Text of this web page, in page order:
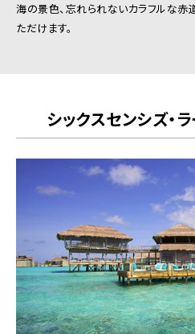
海の景色、忘れられないカラフルな赤
ただけます。
シックスセンシズ・